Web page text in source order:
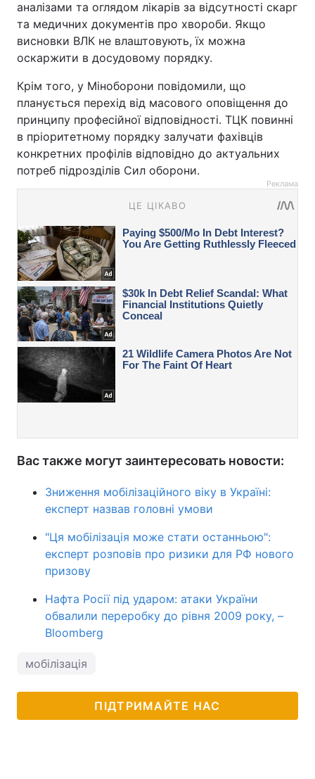
аналізами та оглядом лікарів за відсутності скарг
та медичних документів про хвороби. Якщо
висновки ВЛК не влаштовують, їх можна
оскаржити в досудовому порядку.
Крім того, у Міноборони повідомили, що
планується перехід від масового оповіщення до
принципу професійної відповідності. ТЦК повинні
в пріоритетному порядку залучати фахівців
конкретних профілів відповідно до актуальних
потреб підрозділів Сил оборони.
Реклама
Вас также могут заинтересовать новости:
Зниження мобілізаційного віку в Україні:
експерт назвав головні умови
"Ця мобілізація може стати останньою":
експерт розповів про ризики для РФ нового
призову
Нафта Росії під ударом: атаки України
обвалили переробку до рівня 2009 року, –
Bloomberg
мобілізація
ПІДТРИМАЙТЕ НАС